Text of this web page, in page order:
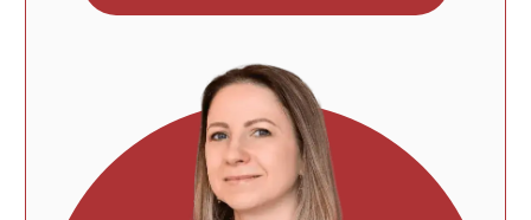
Описаниеотеля